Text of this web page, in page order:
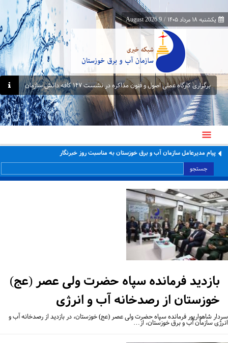
یکشنبه ۱۸ مرداد ۱۴۰۵ /
9 August 2026
برگزاری کارگاه عملی اصول و فنون مذاکره در نشست ۱۴۷ کافه دانش سازمان
پیام مدیرعامل سازمان آب و برق خوزستان به مناسبت روز خبرنگار
جستجو
بازدید فرمانده سپاه حضرت ولی عصر (عج)
خوزستان از رصدخانه آب و انرژی
شاهوارپور فرمانده سپاه حضرت ولی عصر (عج) خوزستان، در بازدید از رصدخانه آب و
سازمان آب و برق خوزستان، از…